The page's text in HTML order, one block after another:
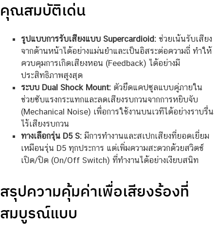
คุณสมบัติเด่น
รูปแบบการรับเสียงแบบ Supercardioid:ช่วยเน้นรับเสียง
จากด้านหน้าได้อย่างแม่นยำและเป็นอิสระต่อความถี่ ทำให้
ควบคุมการเกิดเสียงหอน (Feedback) ได้อย่างมี
ประสิทธิภาพสูงสุด
ระบบ Dual Shock Mount:ตัวยึดแคปซูลแบบคู่ภายใน
ช่วยซับแรงกระแทกและลดเสียงรบกวนจากการหยิบจับ
(Mechanical Noise) เพื่อการใช้งานบนเวทีได้อย่างราบรื่น
ไร้เสียงรบกวน
ทางเลือกรุ่น D5 S:มีการทำงานและสเปกเสียงที่ยอดเยี่ยม
เหมือนรุ่น D5 ทุกประการ แต่เพิ่มความสะดวกด้วยสวิตช์
เปิด/ปิด (On/Off Switch) ที่ทำงานได้อย่างเงียบสนิท
สรุปความคุ้มค่าเพื่อเสียงร้องที่
สมบูรณ์แบบ